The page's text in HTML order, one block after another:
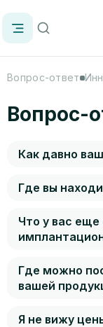
Вопрос-ответ
Вопрос-
Как давно
Где вы
Что у вас еще
Где можно
вашей
Я не вижу